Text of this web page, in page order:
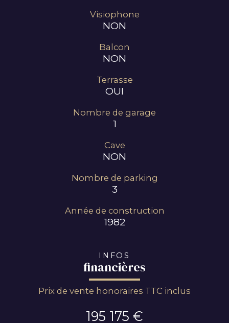
Visiophone
NON
Balcon
NON
Terrasse
OUI
Nombre de garage
1
Cave
NON
Nombre de parking
3
Année de construction
1982
INFOS
financières
Prix de vente honoraires TTC inclus
195 175 €